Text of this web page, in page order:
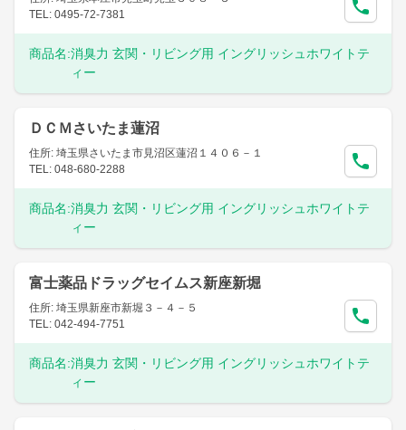
TEL: 0495-72-7381
商品名:消臭力 玄関・リビング用 イングリッシュホワイトテ
ィー
ＤＣＭさいたま蓮沼
住所: 埼玉県さいたま市見沼区蓮沼１４０６－１
TEL: 048-680-2288
商品名:消臭力 玄関・リビング用 イングリッシュホワイトテ
ィー
富士薬品ドラッグセイムス新座新堀
住所: 埼玉県新座市新堀３－４－５
TEL: 042-494-7751
商品名:消臭力 玄関・リビング用 イングリッシュホワイトテ
ィー